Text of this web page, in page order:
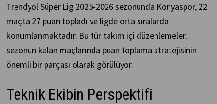
Trendyol Süper Lig 2025-2026 sezonunda Konyaspor, 22
maçta 27 puan topladı ve ligde orta sıralarda
konumlanmaktadır. Bu tür takım içi düzenlemeler,
sezonun kalan maçlarında puan toplama stratejisinin
önemli bir parçası olarak görülüyor.
Teknik Ekibin Perspektifi